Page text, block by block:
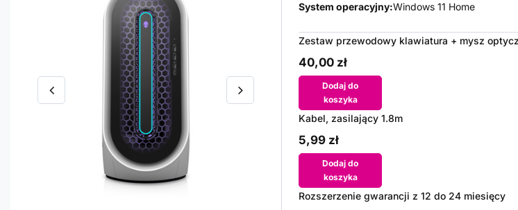
System operacyjny:Windows 11 Home
Zestaw przewodowy klawiatura + mysz
40,00 zł
Dodaj do
koszyka
Kabel, zasilający 1.8m
5,99 zł
Dodaj do
koszyka
Rozszerzenie gwarancji z 12 do 24 miesięcy